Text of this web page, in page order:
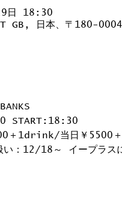
日 18:30
GB, 日本、〒180-0004
START:18:30
＋1drink/当日￥5500
い：12/18～ イープラス